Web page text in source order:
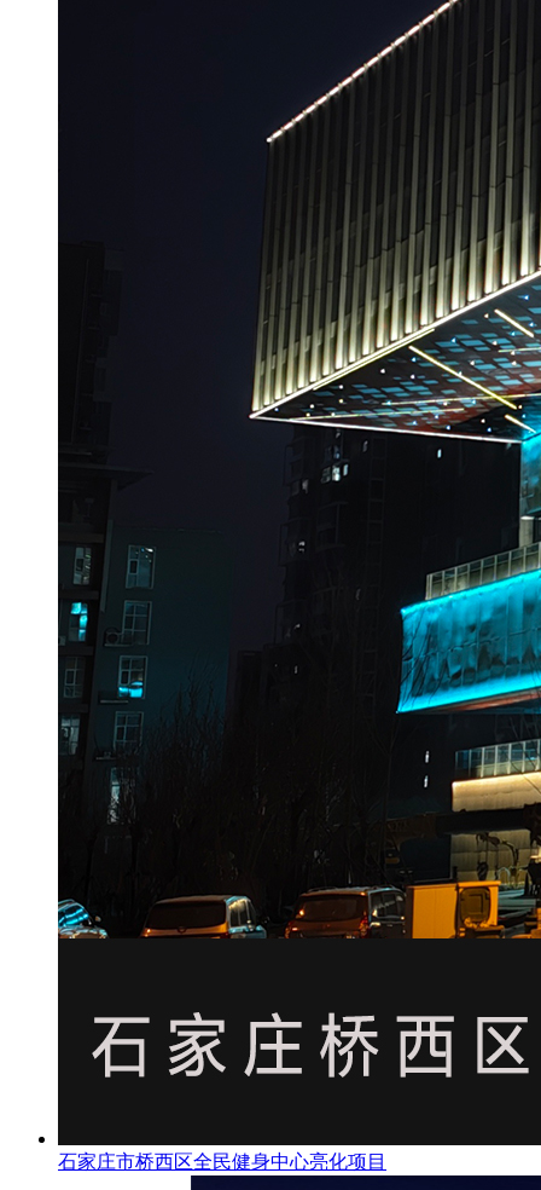
石家庄市桥西区全民健身中心亮化项目